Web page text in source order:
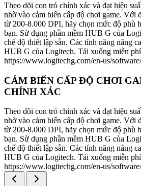
Theo dõi con trỏ chính xác và đạt hiệu
nhờ vào cảm biến cấp độ chơi game. Với
từ 200-8.000 DPI, hãy chọn mức độ phù
bạn. Sử dụng phần mềm HUB G của
chế độ thiết lập sẵn. Các tính năng nâng
HUB G của Logitech. Tải xuống miễn
https://www.logitechg.com/en-us/
CẢM BIẾN CẤP ĐỘ CHƠI
CHÍNH XÁC
Theo dõi con trỏ chính xác và đạt hiệu
nhờ vào cảm biến cấp độ chơi game. Với
từ 200-8.000 DPI, hãy chọn mức độ phù
bạn. Sử dụng phần mềm HUB G của
chế độ thiết lập sẵn. Các tính năng nâng
HUB G của Logitech. Tải xuống miễn
https://www.logitechg.com/en-us/